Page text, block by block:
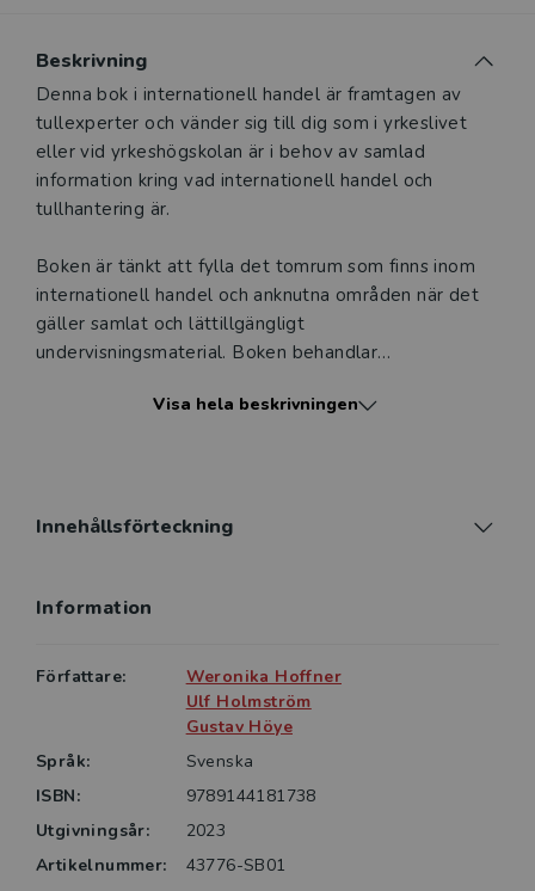
Beskrivning
Beskrivning
Denna bok i internationell handel är framtagen av
tullexperter och vänder sig till dig som i yrkeslivet
eller vid yrkeshögskolan är i behov av samlad
information kring vad internationell handel och
tullhantering är.
Boken är tänkt att fylla det tomrum som finns inom
internationell handel och anknutna områden när det
gäller samlat och lättillgängligt
undervisningsmaterial. Boken behandlar
skatte- och tullregler, förfaranderegler kring
Visa hela beskrivningen
Innehållsförteckning
Information
Författare:
Weronika Hoffner
Ulf Holmström
Gustav Höye
Språk:
Svenska
ISBN:
9789144181738
Utgivningsår:
2023
Artikelnummer:
43776-SB01